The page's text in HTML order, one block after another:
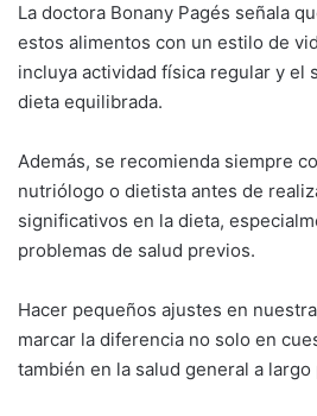
La doctora Bonany Pagés señala
estos alimentos con un estilo de
incluya actividad física regular y el
dieta equilibrada.
Además, se recomienda siempre
nutriólogo o dietista antes de
significativos en la dieta,
problemas de salud previos.
Hacer pequeños ajustes en
marcar la diferencia no solo en
también en la salud general a largo